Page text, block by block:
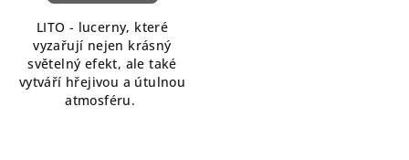
LITO - lucerny, které
vyzařují nejen krásný
světelný efekt, ale také
vytváří hřejivou a útulnou
atmosféru.